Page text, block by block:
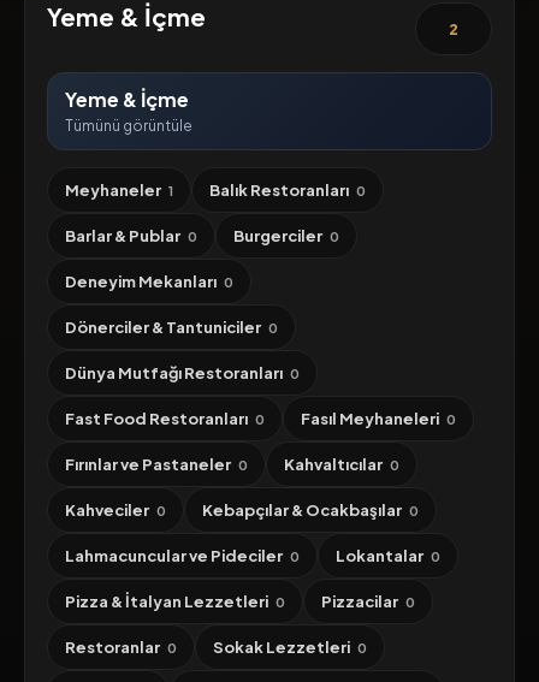
Yeme & İçme 2
Yeme & İçme
Tümünü görüntüle
Meyhaneler 1 Balık Restoranları 0
Barlar & Publar 0 Burgerciler 0
Deneyim Mekanları 0
Dönerciler & Tantuniciler 0
Dünya Mutfağı Restoranları 0
Fast Food Restoranları 0 Fasıl Meyhaneleri 0
Fırınlar ve Pastaneler 0 Kahvaltıcılar 0
Kahveciler 0 Kebapçılar & Ocakbaşılar 0
Lahmacuncular ve Pideciler 0 Lokantalar 0
Pizza & İtalyan Lezzetleri 0 Pizzacilar 0
Restoranlar 0 Sokak Lezzetleri 0